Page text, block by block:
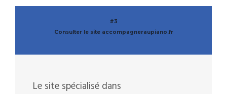
#3
Consulter le site accompagneraupiano.fr
Le site spécialisé dans